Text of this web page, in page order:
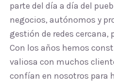
parte del día a día del
negocios, autónomos y
gestión de redes cercana,
Con los años hemos
valiosa con muchos
confían en nosotros para